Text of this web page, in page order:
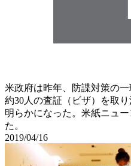
米政府は昨年、防諜対策の
約30人の査証（ビザ）を取
明らかになった。米紙ニュ
た。
2019/04/16